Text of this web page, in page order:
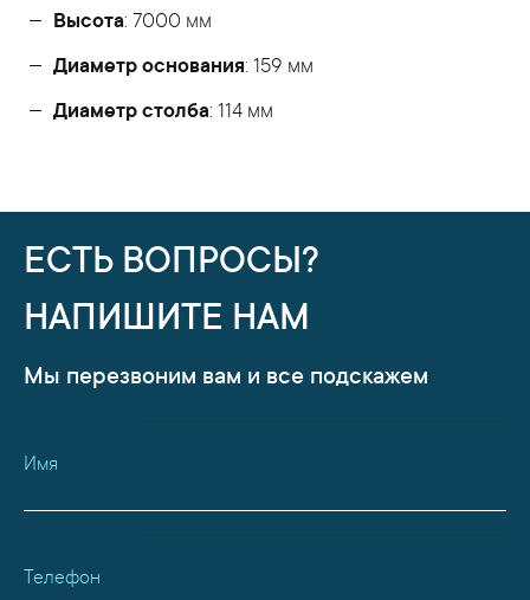
Высота: 7000 мм
Диаметр основания: 159 мм
Диаметр столба: 114 мм
ЕСТЬ ВОПРОСЫ?
НАПИШИТЕ НАМ
Мы перезвоним вам и все подскажем
Имя
Телефон